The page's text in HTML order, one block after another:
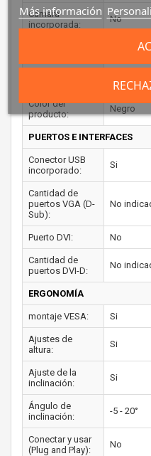
Cámara
incorporada:
No
Color del
producto:
Negro
PUERTOS E INTERFACES
Conector USB
incorporado:
Si
Cantidad de
puertos VGA (D-
Sub):
No
Puerto DVI: No
Cantidad de
puertos DVI-D:
No
ERGONOMÍA
montaje VESA: Si
Ajustes de
altura:
Si
Ajuste de la
inclinación:
Si
Ángulo de
inclinación:
-5 - 20°
Conectar y usar
(Plug and Play):
No
Más información